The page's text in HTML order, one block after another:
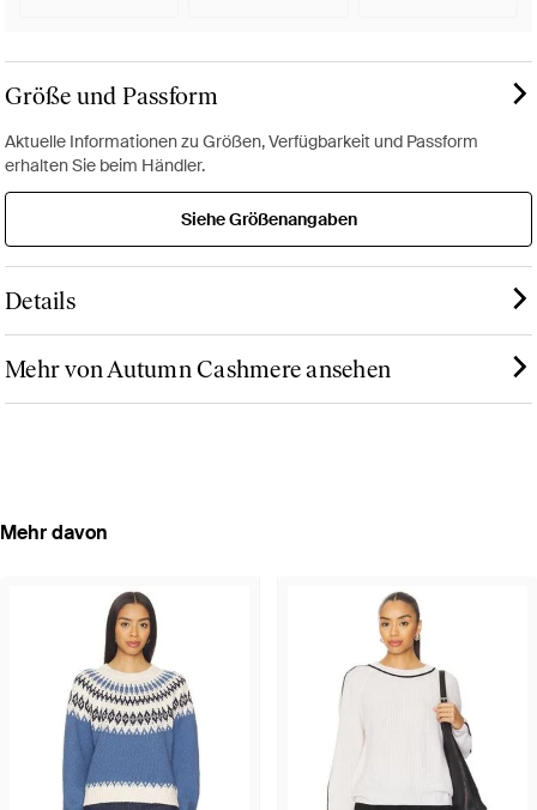
Größe und Passform
Aktuelle Informationen zu Größen, Verfügbarkeit und Passform
erhalten Sie beim Händler.
Siehe Größenangaben
Details
Mehr von Autumn Cashmere ansehen
Mehr davon